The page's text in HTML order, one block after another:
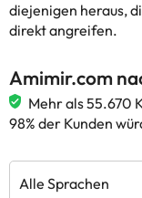
diejenigen heraus,
direkt angreifen.
Amimir.com
Mehr als 55.670
98% der Kunden